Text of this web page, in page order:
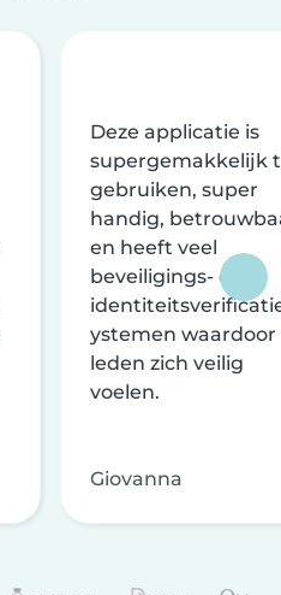
Deze applicatie is
supergemakkelijk
gebruiken, super
handig,
en heeft veel
beveiligings- en
ystemen waardoor
leden zich veilig
voelen.
Giovanna